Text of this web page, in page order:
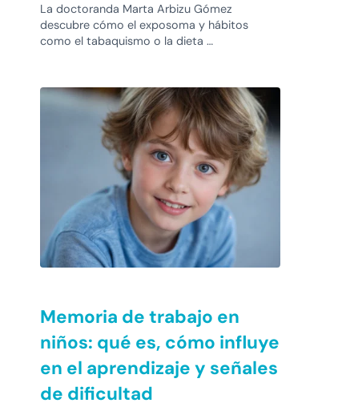
La doctoranda Marta Arbizu Gómez
descubre cómo el exposoma y hábitos
como el tabaquismo o la dieta …
Memoria de trabajo en
niños: qué es, cómo influye
en el aprendizaje y señales
de dificultad